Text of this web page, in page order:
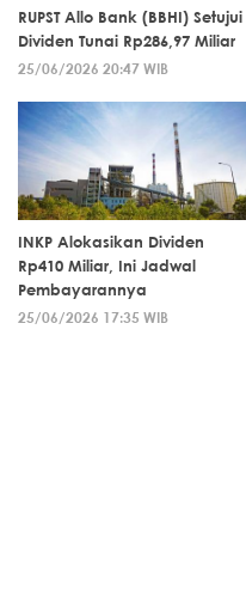
RUPST Allo Bank (BBHI) Setujui
Dividen Tunai Rp286,97 Miliar
25/06/2026 20:47 WIB
INKP Alokasikan Dividen
Rp410 Miliar, Ini Jadwal
Pembayarannya
25/06/2026 17:35 WIB